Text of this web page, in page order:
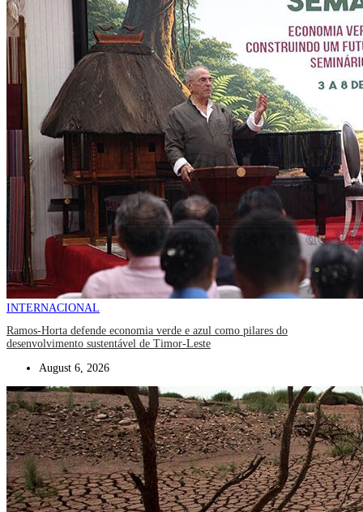
INTERNACIONAL
Ramos-Horta defende economia verde e azul como pilares do
desenvolvimento sustentável de Timor-Leste
August 6, 2026